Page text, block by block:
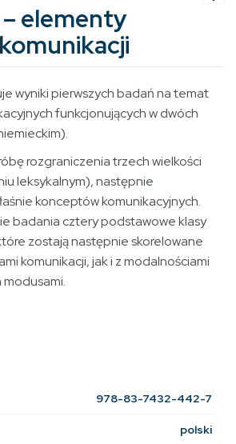
elementy
wyniki pierwszych badań na temat
funkcjonujących w dwóch
rozgraniczenia trzech wielkości
leksykalnym), następnie
konceptów komunikacyjnych.
badania cztery podstawowe klasy
zostają następnie skorelowane
komunikacji, jak i z modalnościami
modusami.
978-83-7432-442-7
polski